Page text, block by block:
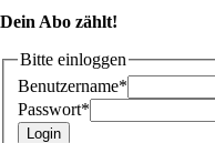
Dein Abo zählt!
Bitte einloggen
Benutzername*
Passwort*